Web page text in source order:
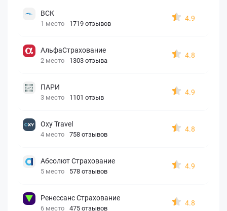
ВСК
1 место 1719 отзывов
4.9
АльфаСтрахование
2 место 1303 отзыва
4.8
ПАРИ
3 место 1101 отзыв
4.9
Oxy Travel
4 место 758 отзывов
4.8
Абсолют Страхование
5 место 578 отзывов
4.9
Ренессанс Страхование
6 место 475 отзывов
4.8